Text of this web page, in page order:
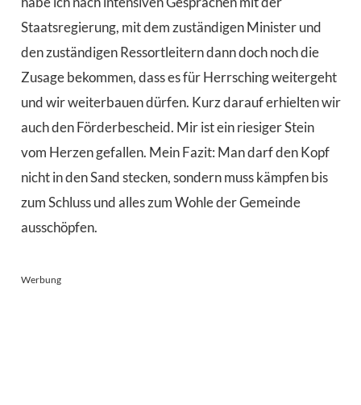
Staatsregierung, mit dem zuständigen Minister und
den zuständigen Ressortleitern dann doch noch die
Zusage bekommen, dass es für Herrsching weitergeht
und wir weiterbauen dürfen. Kurz darauf erhielten wir
auch den Förderbescheid. Mir ist ein riesiger Stein
vom Herzen gefallen. Mein Fazit: Man darf den Kopf
nicht in den Sand stecken, sondern muss kämpfen bis
zum Schluss und alles zum Wohle der Gemeinde
ausschöpfen.
Werbung